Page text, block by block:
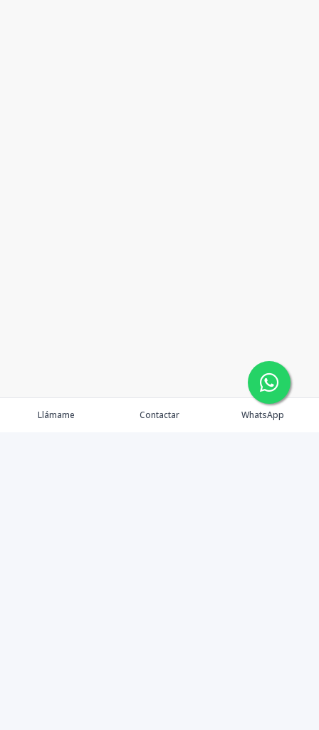
Llámame Contactar WhatsApp